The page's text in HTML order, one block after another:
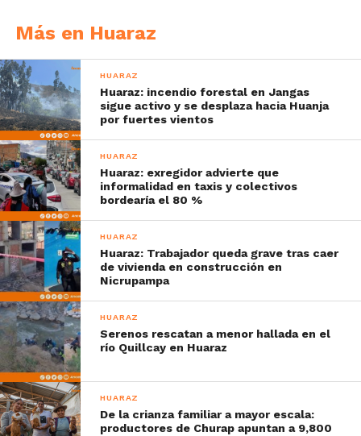
Más en Huaraz
HUARAZ
Huaraz: incendio forestal en Jangas
sigue activo y se desplaza hacia Huanja
por fuertes vientos
HUARAZ
Huaraz: exregidor advierte que
informalidad en taxis y colectivos
bordearía el 80 %
HUARAZ
Huaraz: Trabajador queda grave tras caer
de vivienda en construcción en
Nicrupampa
HUARAZ
Serenos rescatan a menor hallada en el
río Quillcay en Huaraz
HUARAZ
De la crianza familiar a mayor escala:
productores de Churap apuntan a 9,800